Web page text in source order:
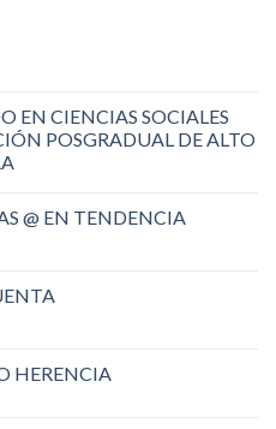
EN CIENCIAS SOCIALES
POSGRADUAL DE ALTO
@ EN TENDENCIA
HERENCIA